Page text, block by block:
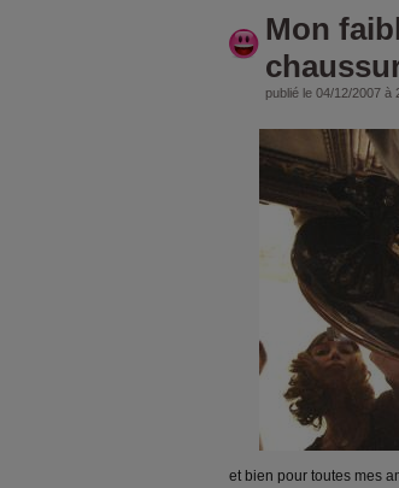
Mon
publié le 04/12/2007 à
et bien pour toutes mes